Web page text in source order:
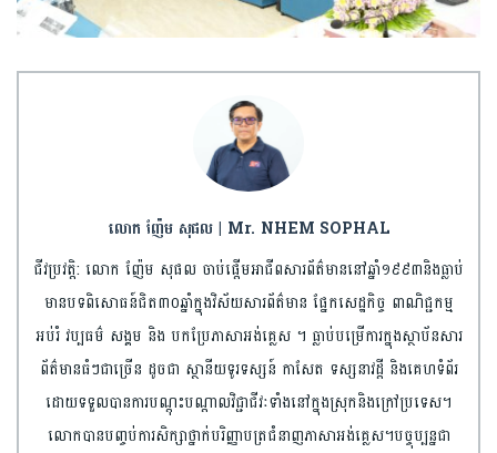
លោក ញ៉ែម សុផល | Mr. NHEM SOPHAL
ជីវប្រវត្តិ: លោក ញ៉ែម សុផល ចាប់ផ្តើមអាជីពសារព័ត៌មាននៅឆ្នាំ១៩៩៣និងធ្លាប់
មានបទពិសោធន៍ជិត៣០ឆ្នាំក្នុងវិស័យសារព័ត៌មាន ផ្នែកសេដ្ឋកិច្ច ពាណិជ្ជកម្ម
អប់រំ វប្បធម៌ សង្គម និង បកប្រែភាសាអង់គ្លេស ។ ធ្លាប់បម្រើការក្នុងស្ថាប័នសារ
ព័ត៌មានធំៗជាច្រើន ដូចជា ស្ថានីយទូរទស្សន៍ កាសែត ទស្សនាវដ្តី និងគេហទំព័រ
ដោយទទួលបានការបណ្តុះបណ្តាលវិជ្ជាជីវៈទាំងនៅក្នុងស្រុកនិងក្រៅប្រទេស។
លោកបានបញ្ចប់ការសិក្សាថ្នាក់បរិញ្ញាបត្រជំនាញភាសាអង់គ្លេស។បច្ចុប្បន្នជា